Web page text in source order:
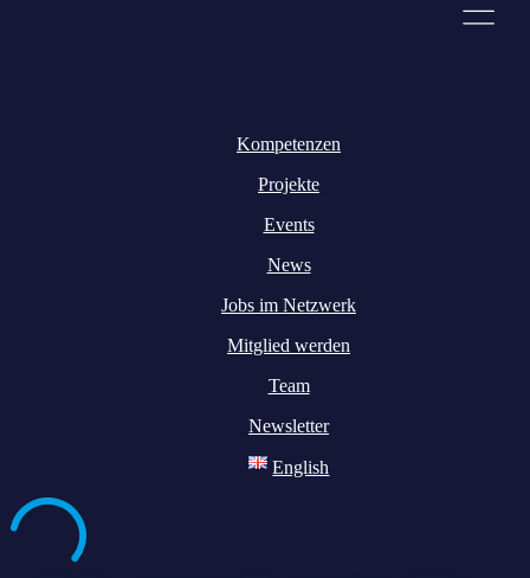
Kompetenzen
Projekte
Events
News
Jobs im Netzwerk
Mitglied werden
Team
Newsletter
English